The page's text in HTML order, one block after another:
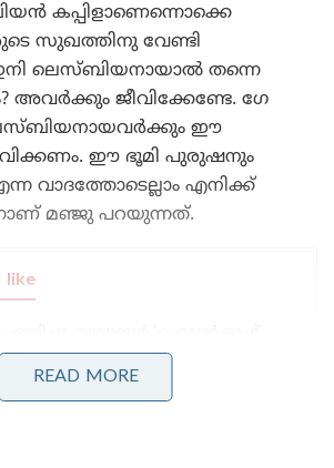
കപ്പിളാണെന്നൊക്കെ
സുഖത്തിനു വേണ്ടി
ലെസ്ബിയനായാൽ തന്നെ
അവർക്കും ജീവിക്കേണ്ടേ. ഗേ
ഈ
ഈ ഭൂമി പുരുഷനും
വാദത്തോടെല്ലാം എനിക്ക്
മഞ്ജു പറയുന്നത്.
like
ലൈസൻസ് സസ്പെൻഡ് ചെയ്തു;
പോയ കെഎസ്ആർടിസി ബസ്
READ MORE